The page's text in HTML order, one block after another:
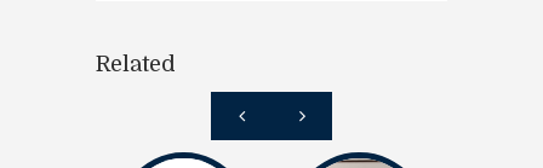
Related